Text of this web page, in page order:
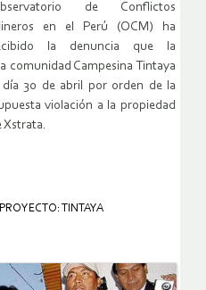
de Conflictos
en el Perú (OCM) ha
la denuncia que la
comunidad Campesina Tintaya
30 de abril por orden de la
violación a la propiedad
Xstrata.
PROYECTO: TINTAYA